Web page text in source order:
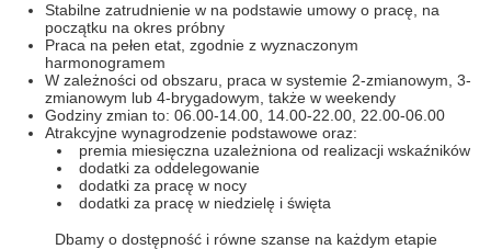
Stabilne zatrudnienie w na podstawie umowy o pracę, na
początku na okres próbny
Praca na pełen etat, zgodnie z wyznaczonym
harmonogramem
W zależności od obszaru, praca w systemie 2-zmianowym, 3-
zmianowym lub 4-brygadowym, także w weekendy
Godziny zmian to: 06.00-14.00, 14.00-22.00, 22.00-06.00
Atrakcyjne wynagrodzenie podstawowe oraz:
premia miesięczna uzależniona od realizacji wskaźników
dodatki za oddelegowanie
dodatki za pracę w nocy
dodatki za pracę w niedzielę i święta
Dbamy o dostępność i równe szanse na każdym etapie